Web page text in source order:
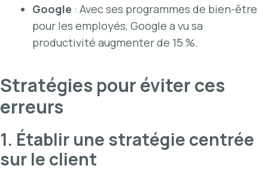
Google : Avec ses programmes de bien-être
pour les employés, Google a vu sa
productivité augmenter de 15 %.
Stratégies pour éviter ces
erreurs
1. Établir une stratégie centrée
sur le client